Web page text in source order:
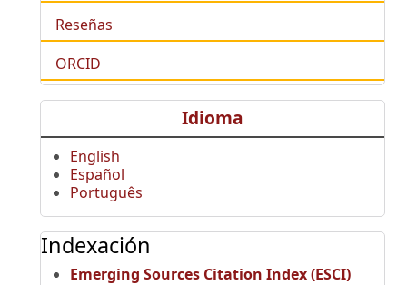
Reseñas
ORCID
Idioma
English
Español
Português
Indexación
Emerging Sources Citation Index (ESCI)